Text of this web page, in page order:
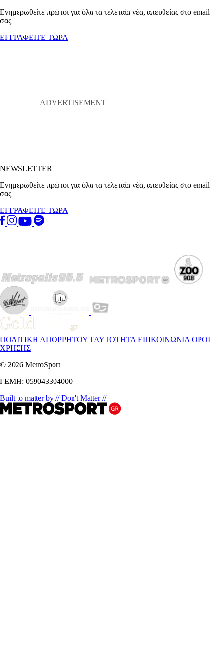
Ενημερωθείτε πρώτοι για όλα τα τελεταία νέα, απευθείας στο email
σας
ΕΓΓΡΑΦΕΙΤΕ ΤΩΡΑ
NEWSLETTER
Ενημερωθείτε πρώτοι για όλα τα τελεταία νέα, απευθείας στο email
σας
ΕΓΓΡΑΦΕΙΤΕ ΤΩΡΑ
ΠΟΛΙΤΙΚΗ ΑΠΟΡΡΗΤΟΥ ΤΑΥΤΟΤΗΤΑ ΕΠΙΚΟΙΝΩΝΙΑ ΟΡΟΙ
ΧΡΗΣΗΣ
© 2026 MetroSport
ΓΕΜΗ: 059043304000
Built to matter by // Don't Matter //